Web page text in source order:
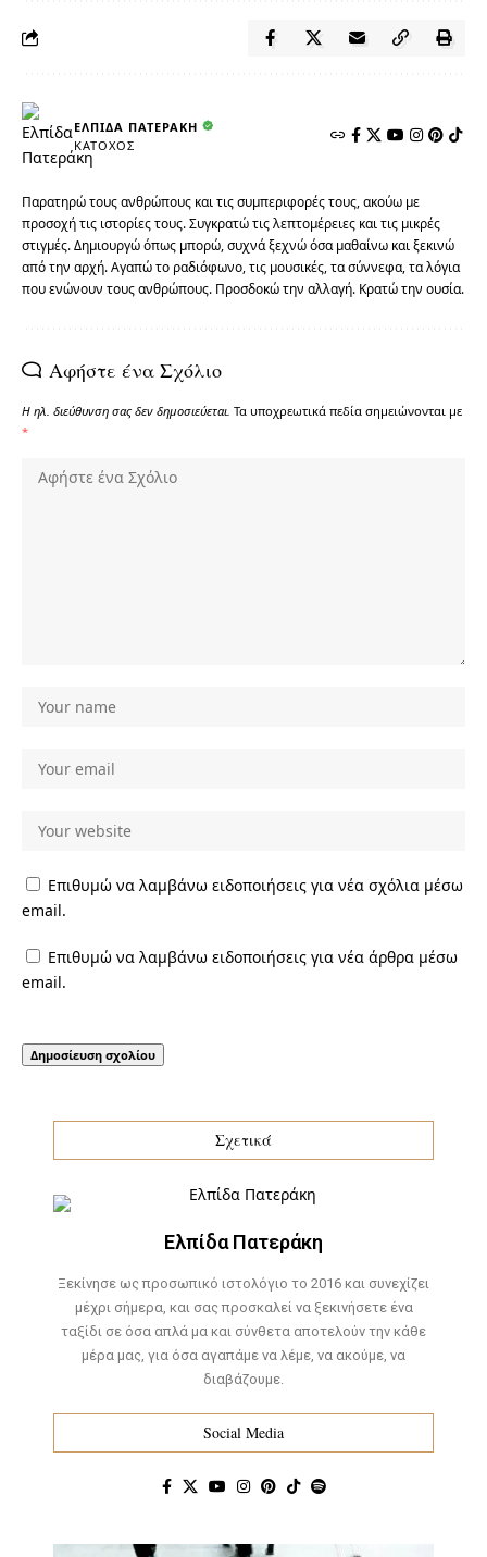
ΕΛΠΊΔΑ ΠΑΤΕΡΆΚΗ
ΚΆΤΟΧΟΣ
Παρατηρώ τους ανθρώπους και τις συμπεριφορές τους, ακούω με
προσοχή τις ιστορίες τους. Συγκρατώ τις λεπτομέρειες και τις μικρές
στιγμές. Δημιουργώ όπως μπορώ, συχνά ξεχνώ όσα μαθαίνω και ξεκινώ
από την αρχή. Αγαπώ το ραδιόφωνο, τις μουσικές, τα σύννεφα, τα λόγια
που ενώνουν τους ανθρώπους. Προσδοκώ την αλλαγή. Κρατώ την ουσία.
Αφήστε ένα Σχόλιο
Η ηλ. διεύθυνση σας δεν δημοσιεύεται. Τα υποχρεωτικά πεδία σημειώνονται με
*
Επιθυμώ να λαμβάνω ειδοποιήσεις για νέα σχόλια μέσω
email.
Επιθυμώ να λαμβάνω ειδοποιήσεις για νέα άρθρα μέσω
email.
Σχετικά
Ελπίδα Πατεράκη
Ξεκίνησε ως προσωπικό ιστολόγιο το 2016 και συνεχίζει
μέχρι σήμερα, και σας προσκαλεί να ξεκινήσετε ένα
ταξίδι σε όσα απλά μα και σύνθετα αποτελούν την κάθε
μέρα μας, για όσα αγαπάμε να λέμε, να ακούμε, να
διαβάζουμε.
Social Media